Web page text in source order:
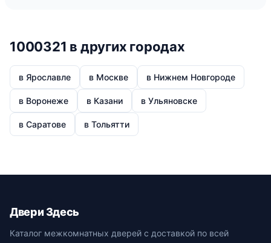
1000321 в других городах
в Ярославле в Москве в Нижнем Новгороде
в Воронеже в Казани в Ульяновске
в Саратове в Тольятти
Двери Здесь
Каталог межкомнатных дверей с доставкой по всей